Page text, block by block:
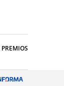
PREMIOS